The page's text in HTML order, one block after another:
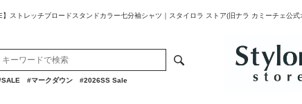
】ストレッチブロードスタンドカラー七分袖シャツ｜スタイロラ ストア(旧ナラ カミーチェ公式
#マークダウン #2026SS Sale